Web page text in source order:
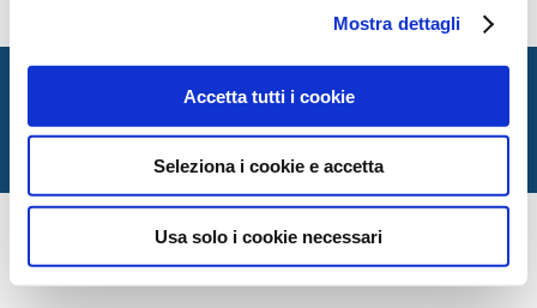
Mostra dettagli
Accetta tutti i cookie
Seleziona i cookie e accetta
Usa solo i cookie necessari
Dipartimento di Giurisprudenza — Università degli Studi
di Urbino Carlo Bo
Via Matteotti, 1 — Urbino PU